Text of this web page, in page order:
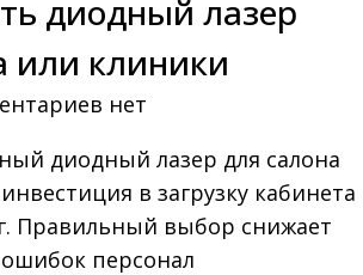
диодный лазер
или клиники
нет
диодный лазер для салона
в загрузку кабинета
Правильный выбор снижает
персонал